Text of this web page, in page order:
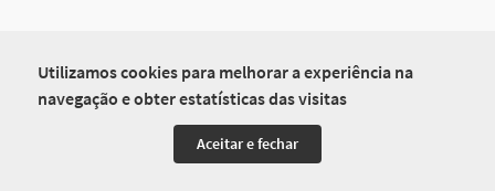
Utilizamos cookies para melhorar a experiência na
navegação e obter estatísticas das visitas
Aceitar e fechar